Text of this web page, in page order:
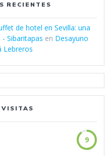
RECIENTES
de hotel en Sevilla: una
Sibaritapas en Desayuno
Lebreros
VISITAS
9